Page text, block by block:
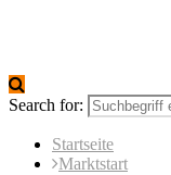
Search for:
Startseite
Marktstart